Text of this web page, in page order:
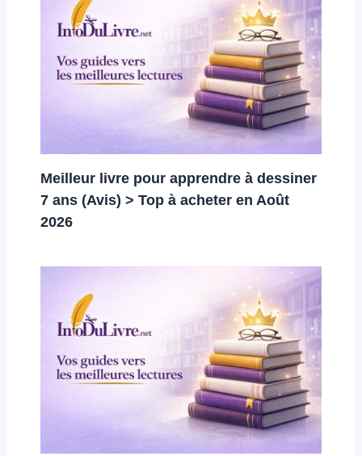
Meilleur livre pour apprendre à dessiner
7 ans (Avis) > Top à acheter en Août
2026